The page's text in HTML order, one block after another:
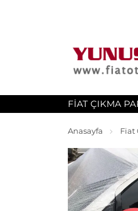
FIAT ÇIKMA
Anasayfa Fiat